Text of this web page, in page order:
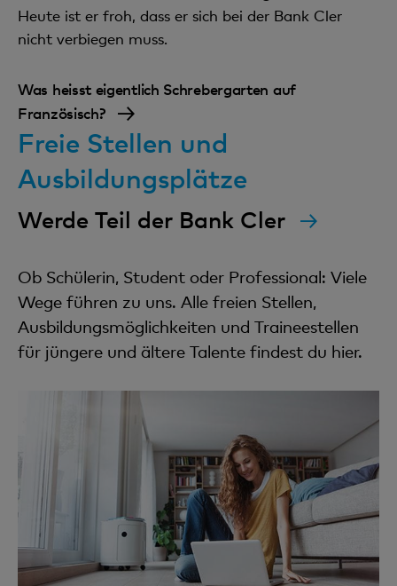
Heute ist er froh, dass er sich bei der Bank Cler
nicht verbiegen muss.
Was heisst eigentlich Schrebergarten auf
Französisch?
Freie Stellen und
Ausbildungsplätze
Werde Teil der Bank Cler
Ob Schülerin, Student oder Professional: Viele
Wege führen zu uns. Alle freien Stellen,
Ausbildungsmöglichkeiten und Traineestellen
für jüngere und ältere Talente findest du hier.